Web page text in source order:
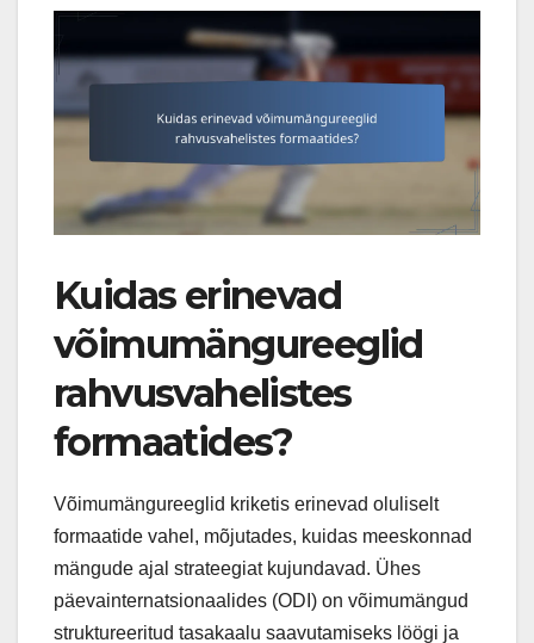
Kuidas erinevad
võimumängureeglid
rahvusvahelistes
formaatides?
Võimumängureeglid kriketis erinevad oluliselt
formaatide vahel, mõjutades, kuidas meeskonnad
mängude ajal strateegiat kujundavad. Ühes
päevainternatsionaalides (ODI) on võimumängud
struktureeritud tasakaalu saavutamiseks löögi ja